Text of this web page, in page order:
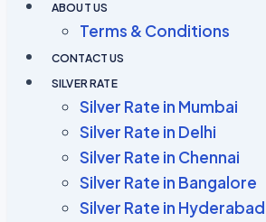
ABOUT US
Terms & Conditions
CONTACT US
SILVER RATE
Silver Rate in Mumbai
Silver Rate in Delhi
Silver Rate in Chennai
Silver Rate in Bangalore
Silver Rate in Hyderabad